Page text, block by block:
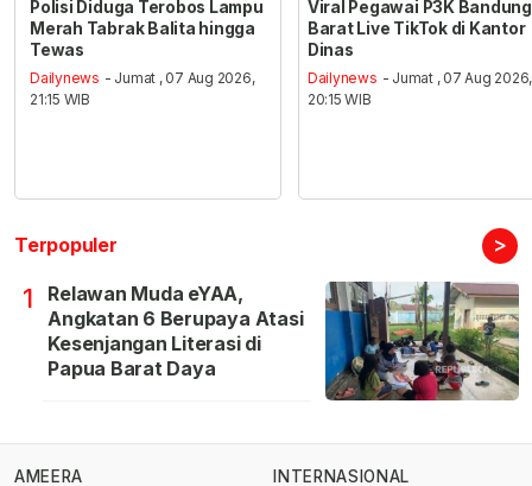
Polisi Diduga Terobos Lampu
Merah Tabrak Balita hingga
Tewas
Dailynews - Jumat , 07 Aug 2026,
21:15 WIB
Viral Pegawai P3K Bandung
Barat Live TikTok di Kantor
Dinas
Dailynews - Jumat , 07 Aug 2026,
20:15 WIB
Terpopuler >
1
Relawan Muda eYAA,
Angkatan 6 Berupaya Atasi
Kesenjangan Literasi di
Papua Barat Daya
AMEERA
INTERNASIONAL